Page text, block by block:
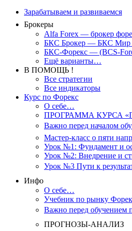
Зарабатываем и развиваемся
Брокеры
Alfa Forex — брокер
БКС Брокер — БКС Мир
БКС-Форекс — (BCS-
Ещё варианты…
В ПОМОЩЬ !
Все стратегии
Все индикаторы
Курс по Форекс
О себе…
ПРОГРАММА КУРСА
Важно перед началом
Мастер-класс о пяти
Урок №1: Фундамент и
Урок №2: Внедрение и
Урок №3 Пути к
Инфо
О себе…
Учебник по рынку
Важно перед обучением
ПРОГНОЗЫ-АНАЛИЗ